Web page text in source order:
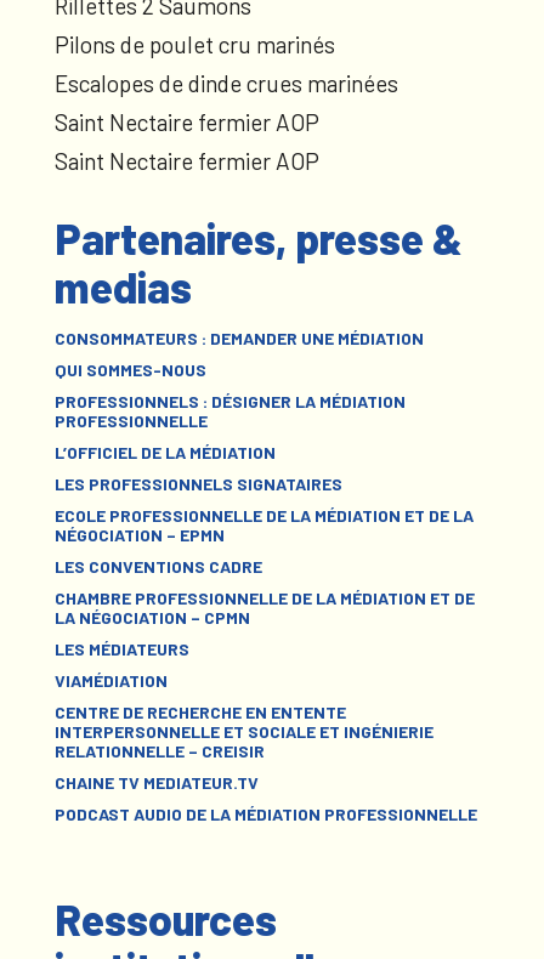
Pilons de poulet cru marinés
Escalopes de dinde crues marinées
Saint Nectaire fermier AOP
Saint Nectaire fermier AOP
Partenaires, presse &
medias
CONSOMMATEURS : DEMANDER UNE MÉDIATION
QUI SOMMES-NOUS
PROFESSIONNELS : DÉSIGNER LA MÉDIATION
PROFESSIONNELLE
L’OFFICIEL DE LA MÉDIATION
LES PROFESSIONNELS SIGNATAIRES
ECOLE PROFESSIONNELLE DE LA MÉDIATION ET DE LA
NÉGOCIATION – EPMN
LES CONVENTIONS CADRE
CHAMBRE PROFESSIONNELLE DE LA MÉDIATION ET DE
LA NÉGOCIATION – CPMN
LES MÉDIATEURS
VIAMÉDIATION
CENTRE DE RECHERCHE EN ENTENTE
INTERPERSONNELLE ET SOCIALE ET INGÉNIERIE
RELATIONNELLE – CREISIR
CHAINE TV MEDIATEUR.TV
PODCAST AUDIO DE LA MÉDIATION PROFESSIONNELLE
Ressources